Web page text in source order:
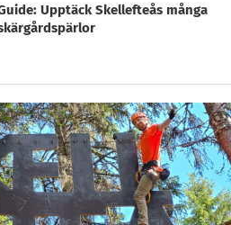
Upptäck Skellefteås många